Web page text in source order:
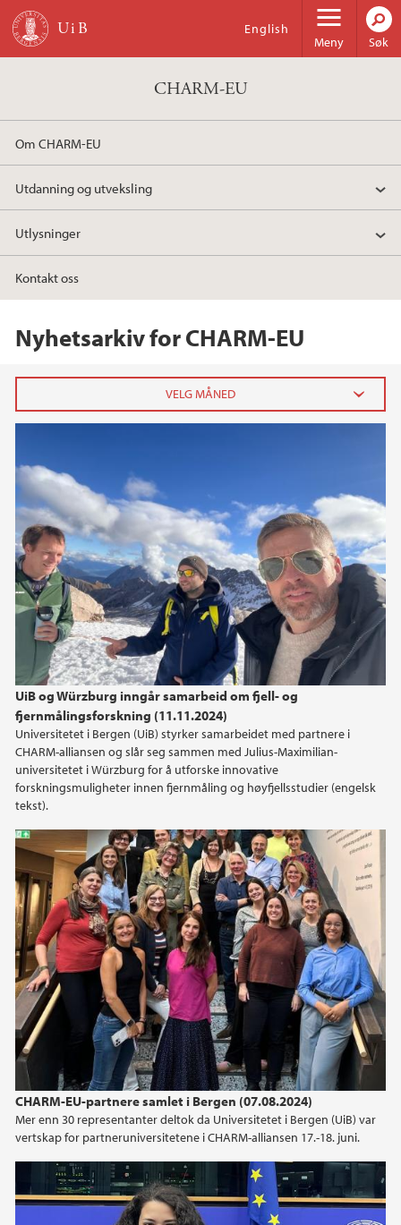
Hopp til hovedinnhold
Meny
English
Søk
CHARM-EU
Om CHARM-EU
Utdanning og utveksling
Utlysninger
Kontakt oss
Nyhetsarkiv for CHARM-EU
UiB og Würzburg inngår samarbeid om fjell- og
fjernmålingsforskning (11.11.2024)
Universitetet i Bergen (UiB) styrker samarbeidet med partnere i
CHARM-alliansen og slår seg sammen med Julius-Maximilian-
universitetet i Würzburg for å utforske innovative
forskningsmuligheter innen fjernmåling og høyfjellsstudier (engelsk
tekst).
CHARM-EU-partnere samlet i Bergen (07.08.2024)
Mer enn 30 representanter deltok da Universitetet i Bergen (UiB) var
vertskap for partneruniversitetene i CHARM-alliansen 17.-18. juni.
august (1)
juni (1)